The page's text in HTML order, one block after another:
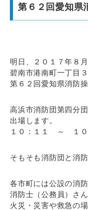
第６２回愛知県
明日、２０１７年８
碧南市港南町一丁目
第６２回愛知県消防
高浜市消防団第四分
出場します。
１０：１１ ～ １０
そもそも消防団と消
各市町には公設の消
消防士（公務員）さん
火災・災害や救急の